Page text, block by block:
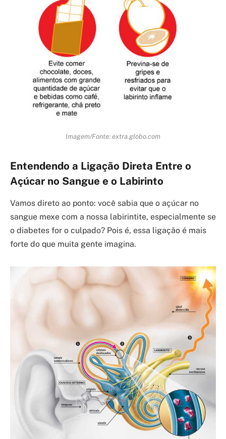
Imagem/Fonte: extra.globo.com
Entendendo a Ligação Direta Entre o
Açúcar no Sangue e o Labirinto
Vamos direto ao ponto: você sabia que o açúcar no
sangue mexe com a nossa labirintite, especialmente se
o diabetes for o culpado? Pois é, essa ligação é mais
forte do que muita gente imagina.